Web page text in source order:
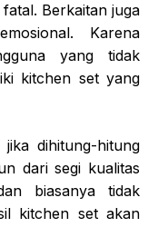
Berkaitan juga
Karena
yang tidak
kitchen set yang
dihitung-hitung
dari segi kualitas
biasanya tidak
kitchen set akan